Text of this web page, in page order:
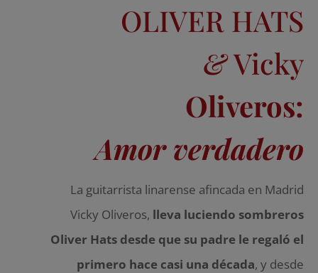
OLIVER HATS
&Vicky
Oliveros:
Amor verdadero
La guitarrista linarense afincada en Madrid
Vicky Oliveros, lleva luciendo sombreros
Oliver Hats desde que su padre le regaló el
primero hace casi una década, y desde